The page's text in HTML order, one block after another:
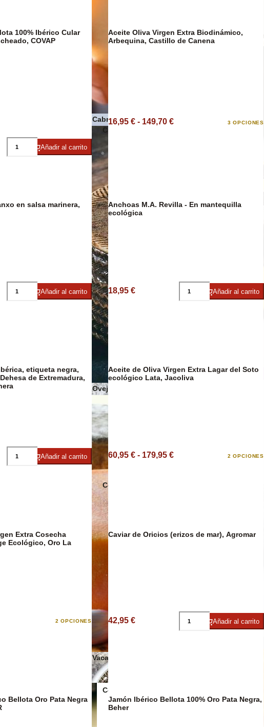
Quesos de Cabra
Quesos de Oveja
Quesos de Vaca
Conservas de pescado y marisco
Conservas Ecológicas
Conservas Veganas
Chocolate
100% Ibérico Cular
COVAP
Añadir al carrito
DESCUENTO
Aceite Oliva Virgen Extra Biodinámico,
Arbequina, Castillo de Canena
16,95 € - 149,70 € 3 OPCIONES
DESCUENTO23%
Añadir al carrito
Anchoas M.A. Revilla - En mantequilla
ecológica
18,95 € Añadir al carrito
etiqueta negra,
de Extremadura,
Añadir al carrito
Aceite de Oliva Virgen Extra Lagar del Soto
ecológico Lata, Jacoliva
60,95 € - 179,95 € 2 OPCIONES
Extra Cosecha
Ecológico, Oro La
2 OPCIONES
Caviar de Oricios (erizos de mar), Agromar
42,95 € Añadir al carrito
Bellota Oro Pata Negra
Jamón Ibérico Bellota 100% Oro Pata Negra,
Beher